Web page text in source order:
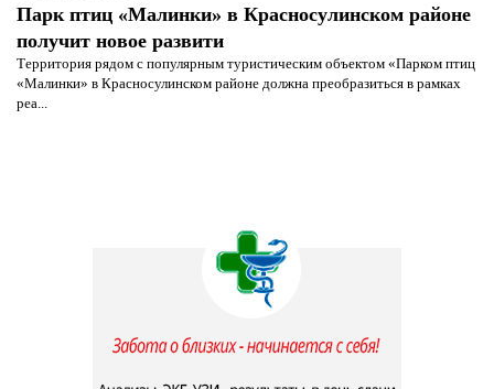
Парк птиц «Малинки» в Красносулинском районе
получит новое развити
Территория рядом с популярным туристическим объектом «Парком птиц
«Малинки» в Красносулинском районе должна преобразиться в рамках
реа...